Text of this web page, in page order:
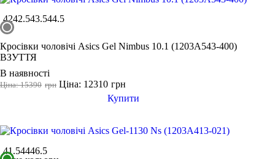
4242.543.544.5
Кросівки чоловічі Asics Gel Nimbus 10.1 (1203A543-400)
ВЗУТТЯ
В наявності
грн
Ціна: 15390 грн
Ціна: 12310
Купити
41.54446.5